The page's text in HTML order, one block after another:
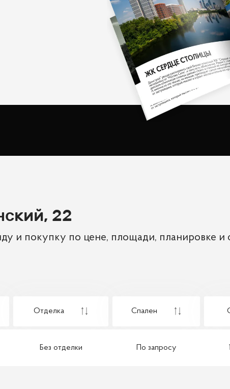
22
и покупку по цене, площади, планировке и
Отделка Спален
Без отделки По запросу